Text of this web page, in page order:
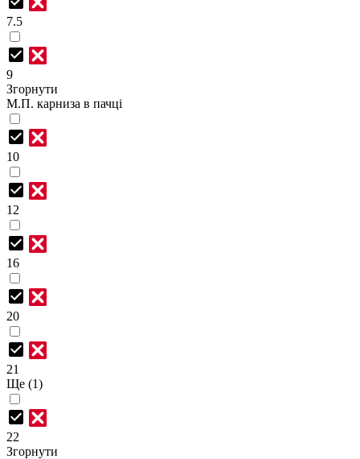
7.5
9
Згорнути
М.П. карниза в пачці
10
12
16
20
21
Ще (1)
22
Згорнути